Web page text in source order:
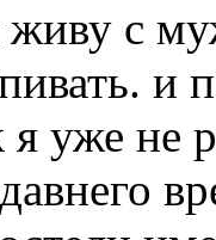
живу с
и
я уже не